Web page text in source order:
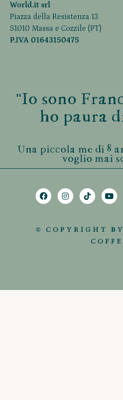
World.it srl
Piazza della Resistenza 13
51010 Massa e Cozzile (PT)
P.IVA 01643150475
"Io sono
ho paura
Una piccola me di 8
voglio mai
© COPYRIGHT